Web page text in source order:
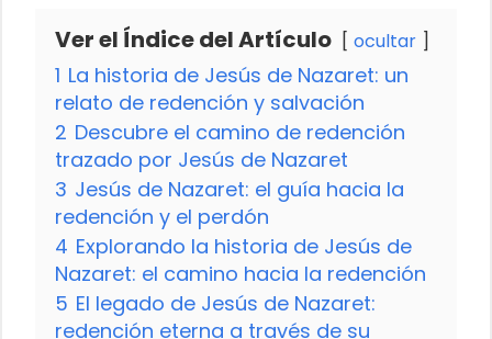
Ver el Índice del Artículo ocultar
1 La historia de Jesús de Nazaret: un
relato de redención y salvación
2 Descubre el camino de redención
trazado por Jesús de Nazaret
3 Jesús de Nazaret: el guía hacia la
redención y el perdón
4 Explorando la historia de Jesús de
Nazaret: el camino hacia la redención
5 El legado de Jesús de Nazaret:
redención eterna a través de su